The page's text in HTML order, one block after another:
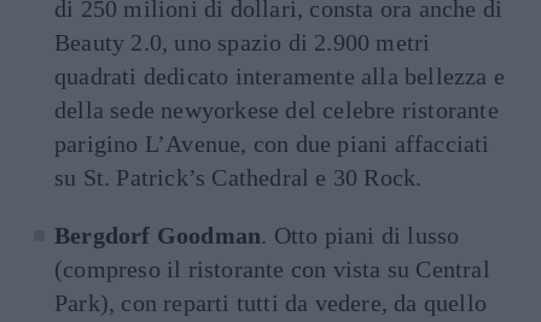
di 250 milioni di dollari, consta ora anche di
Beauty 2.0, uno spazio di 2.900 metri
quadrati dedicato interamente alla bellezza e
della sede newyorkese del celebre ristorante
parigino L’Avenue, con due piani affacciati
su St. Patrick’s Cathedral e 30 Rock.
Bergdorf Goodman. Otto piani di lusso
(compreso il ristorante con vista su Central
Park), con reparti tutti da vedere, da quello